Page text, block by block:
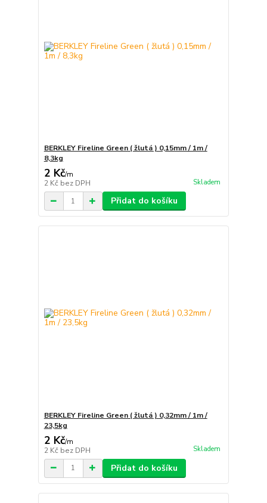
BERKLEY Fireline Green ( žlutá ) 0,15mm / 1m /
8,3kg
2 Kč/m
2 Kč bez DPH Skladem
Přidat do košíku
BERKLEY Fireline Green ( žlutá ) 0,32mm / 1m /
23,5kg
2 Kč/m
2 Kč bez DPH Skladem
Přidat do košíku